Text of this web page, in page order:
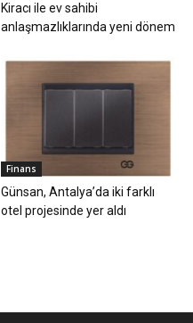
Kiracı ile ev sahibi
anlaşmazlıklarında yeni dönem
Finans
Günsan, Antalya’da iki farklı
otel projesinde yer aldı